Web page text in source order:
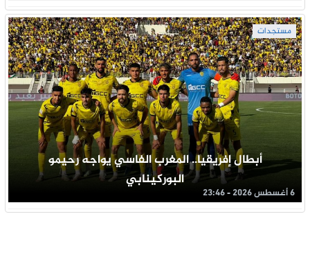
مستجدات
أبطال إفريقيا.. المغرب الفاسي يواجه رحيمو
البوركينابي
6 أغسطس 2026 - 23:46